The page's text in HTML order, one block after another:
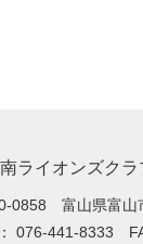
ライオンズクラ
0858 富山県富山
076-441-8333